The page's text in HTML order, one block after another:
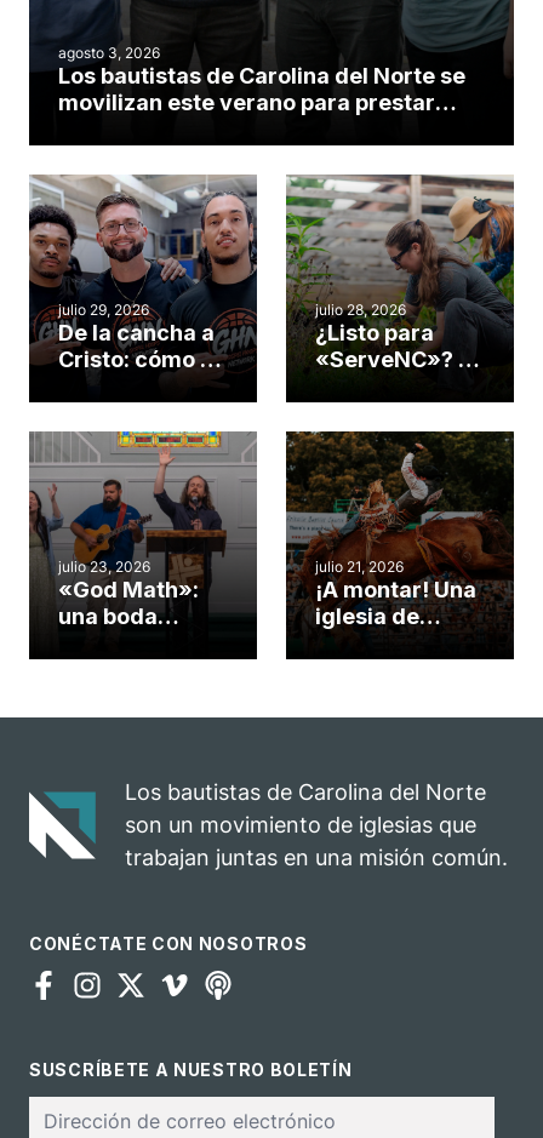
agosto 3, 2026
Los bautistas de Carolina del Norte se
movilizan este verano para prestar
julio 29, 2026
De la cancha a
Cristo: cómo el
gimnasio de
Cary se
convirtió en un
insólito campo
misionero te
cuento
julio 28, 2026
¿Listo para
«ServeNC»? 4
obra de Dios
durante la
Semana
ServeNC
julio 23, 2026
«God Math»:
una boda
celebra el
julio 21, 2026
¡A montar! Una
iglesia de
rodeo anual en
para el
ministerio
Los bautistas de Carolina del Norte
son un movimiento de iglesias que
trabajan juntas en una misión común.
CONÉCTATE CON NOSOTROS
SUSCRÍBETE A NUESTRO BOLETÍN
electrónico